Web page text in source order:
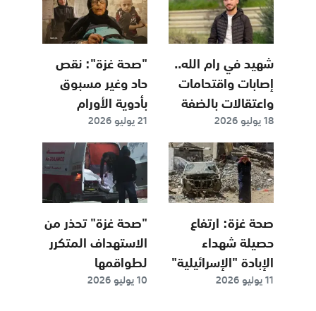
شهيد في رام الله..
إصابات واقتحامات
واعتقالات بالضفة
18 يوليو 2026
"صحة غزة": نقص
حاد وغير مسبوق
بأدوية الأورام
21 يوليو 2026
صحة غزة: ارتفاع
حصيلة شهداء
الإبادة "الإسرائيلية"
إلى 73 ألفا و221
11 يوليو 2026
"صحة غزة" تحذر من
الاستهداف المتكرر
لطواقمها
10 يوليو 2026